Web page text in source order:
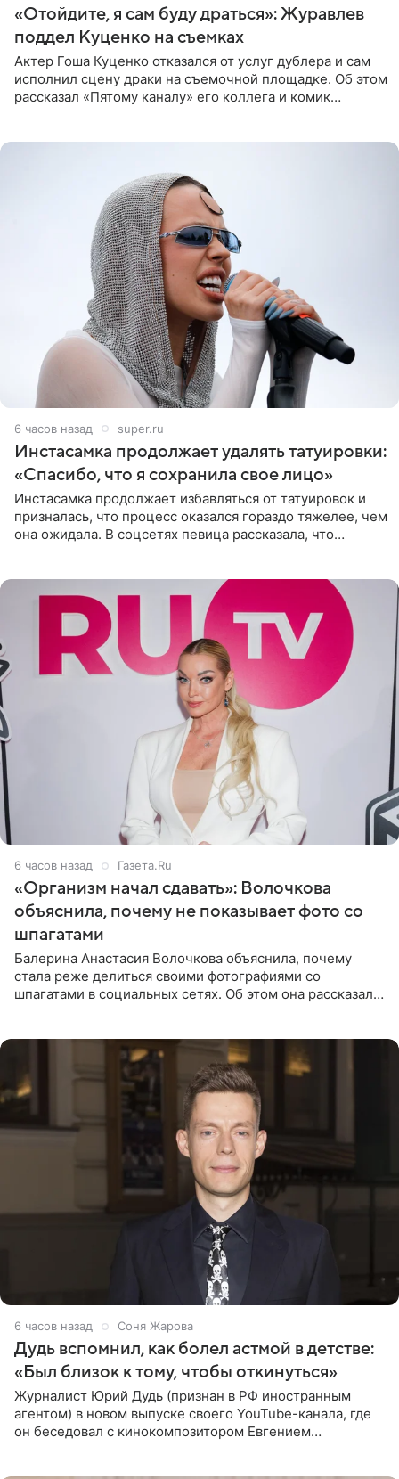
«Отойдите, я сам буду драться»: Журавлев
поддел Куценко на съемках
Актер Гоша Куценко отказался от услуг дублера и сам
исполнил сцену драки на съемочной площадке. Об этом
рассказал «Пятому каналу» его коллега и комик
6 часов назад super.ru
Инстасамка продолжает удалять татуировки:
«Спасибо, что я сохранила свое лицо»
Инстасамка продолжает избавляться от татуировок и
призналась, что процесс оказался гораздо тяжелее, чем
она ожидала. В соцсетях певица рассказала, что
6 часов назад Газета.Ru
«Организм начал сдавать»: Волочкова
объяснила, почему не показывает фото со
шпагатами
Балерина Анастасия Волочкова объяснила, почему
стала реже делиться своими фотографиями со
шпагатами в социальных сетях. Об этом она рассказала
6 часов назад Соня Жарова
Дудь вспомнил, как болел астмой в детстве:
«Был близок к тому, чтобы откинуться»
Журналист Юрий Дудь (признан в РФ иностранным
агентом) в новом выпуске своего YouTube-канала, где
он беседовал с кинокомпозитором Евгением